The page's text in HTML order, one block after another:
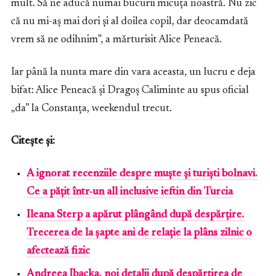
mult. Să ne aducă numai bucurii micuța noastră. Nu zic
că nu mi-aș mai dori și al doilea copil, dar deocamdată
vrem să ne odihnim”, a mărturisit Alice Peneacă.
Iar până la nunta mare din vara aceasta, un lucru e deja
bifat: Alice Peneacă și Dragoș Caliminte au spus oficial
„da” la Constanța, weekendul trecut.
Citește și:
A ignorat recenziile despre muște și turiști bolnavi.
Ce a pățit într-un all inclusive ieftin din Turcia
Ileana Sterp a apărut plângând după despărțire.
Trecerea de la șapte ani de relație la plâns zilnic o
afectează fizic